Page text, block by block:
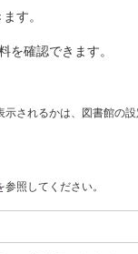
す。
を確認できます。
されるかは、図書館の設
参照してください。